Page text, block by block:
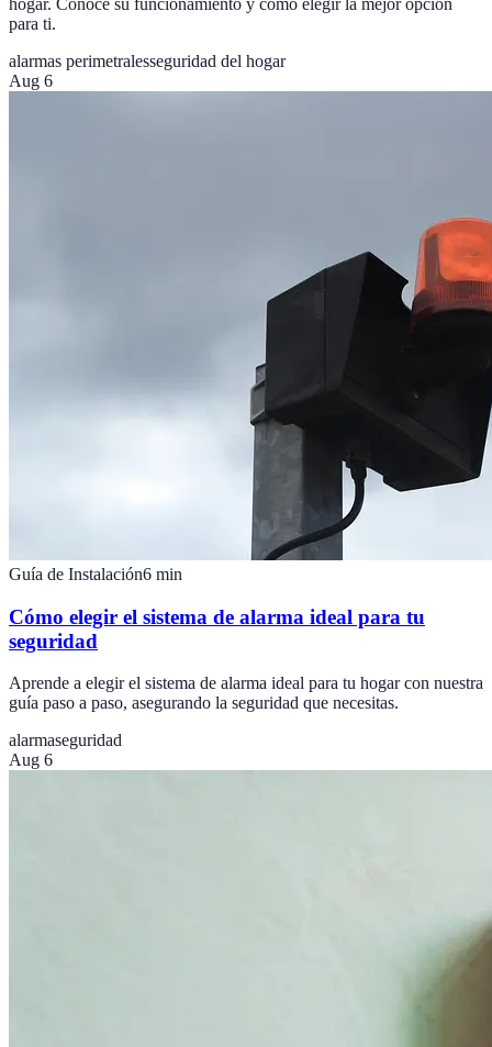
para ti.
alarmas perimetralesseguridad del hogar
Aug 6
Guía de Instalación6 min
Cómo elegir el sistema de alarma ideal para tu
seguridad
Aprende a elegir el sistema de alarma ideal para tu hogar con nuestra
guía paso a paso, asegurando la seguridad que necesitas.
alarmaseguridad
Aug 6